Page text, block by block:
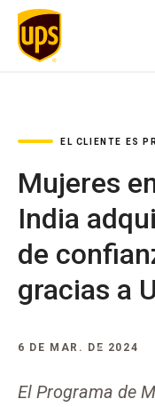
EL CLIENTE ES
Mujeres
India
de
gracias a
6 DE MAR. DE 2024
El Programa de